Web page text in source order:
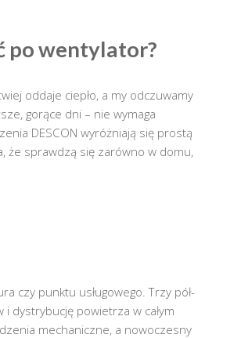
po wentylator?
oddaje ciepło, a my odczuwamy
gorące dni – nie wymaga
DESCON wyróżniają się prostą
że sprawdzą się zarówno w domu,
czy punktu usługowego. Trzy pół-
dystrybucję powietrza w całym
mechaniczne, a nowoczesny